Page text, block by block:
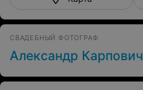
СВАДЕБНЫЙ ФОТОГРАФ
Александр Карпович